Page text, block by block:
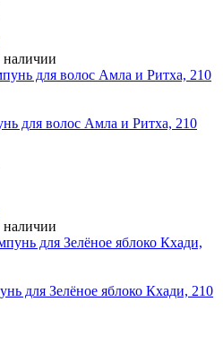
для волос Амла и Ритха, 210
для Зелёное яблоко Кхади, 210